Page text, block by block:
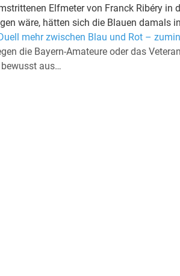
Elfmeter von Franck Ribéry in
wäre, hätten sich die Blauen damals
mehr zwischen Blau und Rot –
die Bayern-Amateure oder das
aus…